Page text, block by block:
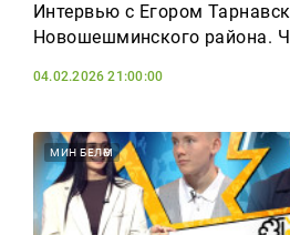
Интервью с Егором
Новошешминского района.
04.02.2026 21:00:00
МИН БЕЛӘМ